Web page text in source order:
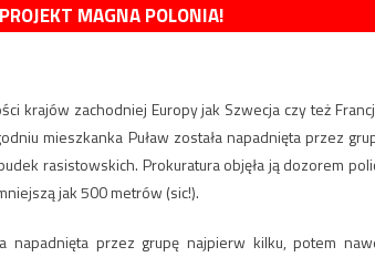
MAGNA POLONIA!
krajów zachodniej Europy jak Szwecja czy też
mieszkanka Puław została napadnięta przez
rasistowskich. Prokuratura objęła ją dozorem
jak 500 metrów (sic!).
napadnięta przez grupę najpierw kilku, potem